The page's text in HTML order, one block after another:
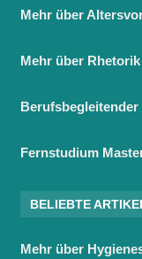
Mehr über
Mehr über Rhetorik
Fernstudium
BELIEBTE
Mehr über